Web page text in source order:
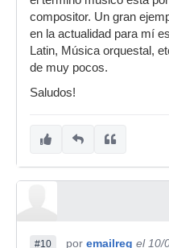
compositor. Un gran
en la actualidad para mí es
Latin, Música orquestal,
de muy pocos.
Saludos!
#10 por emailreg el 10/